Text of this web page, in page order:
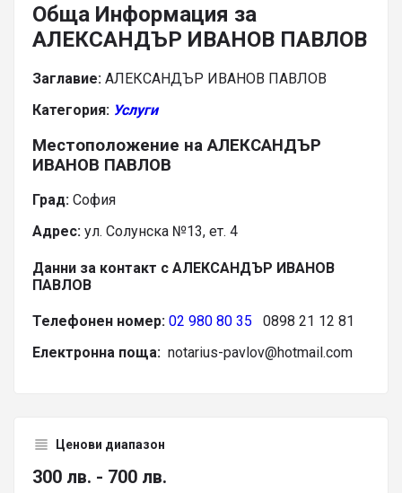
Обща Информация за
АЛЕКСАНДЪР ИВАНОВ ПАВЛОВ
Заглавие: АЛЕКСАНДЪР ИВАНОВ ПАВЛОВ
Категория: Услуги
Местоположение на АЛЕКСАНДЪР
ИВАНОВ ПАВЛОВ
Град: София
Адрес: ул. Солунска №13, ет. 4
Данни за контакт с АЛЕКСАНДЪР ИВАНОВ
ПАВЛОВ
Телефонен номер: 02 980 80 35 0898 21 12 81
Електронна поща: notarius-pavlov@hotmail.com
Ценови диапазон
300 лв. - 700 лв.